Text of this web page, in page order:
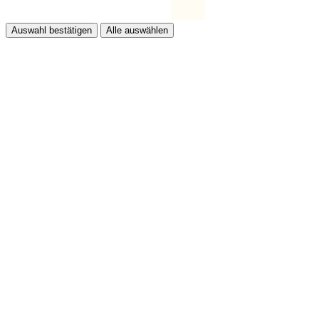
Auswahl bestätigen Alle auswählen